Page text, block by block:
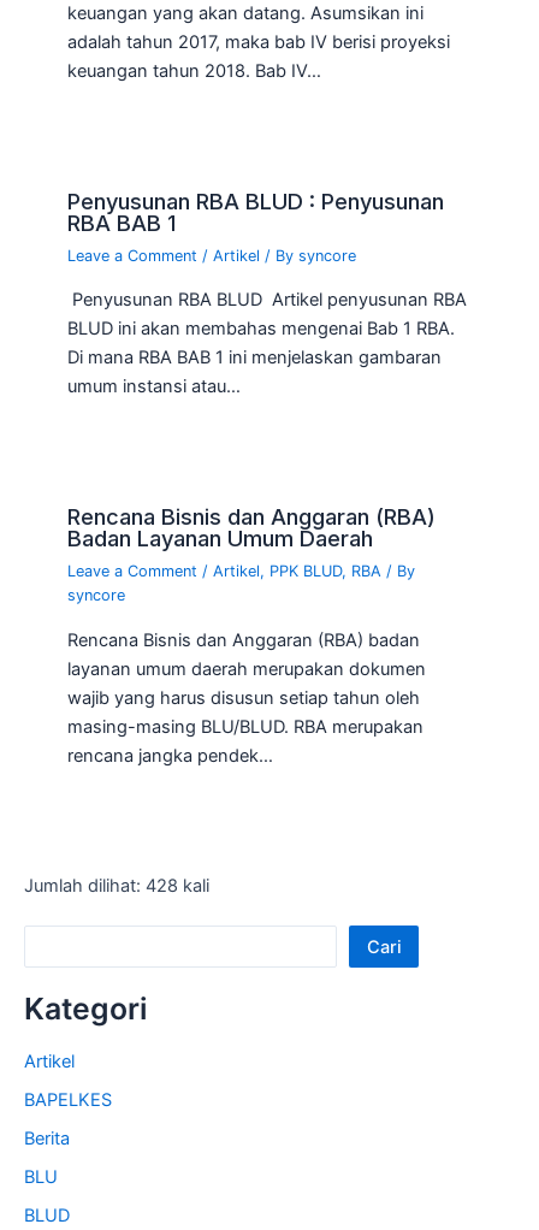
keuangan yang akan datang. Asumsikan ini
adalah tahun 2017, maka bab IV berisi proyeksi
keuangan tahun 2018. Bab IV…
Penyusunan RBA BLUD : Penyusunan
RBA BAB 1
Leave a Comment /Artikel / Bysyncore
Penyusunan RBA BLUD Artikel penyusunan RBA
BLUD ini akan membahas mengenai Bab 1 RBA.
Di mana RBA BAB 1 ini menjelaskan gambaran
umum instansi atau…
Rencana Bisnis dan Anggaran (RBA)
Badan Layanan Umum Daerah
Leave a Comment /Artikel, PPK BLUD, RBA / By
syncore
Rencana Bisnis dan Anggaran (RBA) badan
layanan umum daerah merupakan dokumen
wajib yang harus disusun setiap tahun oleh
masing-masing BLU/BLUD. RBA merupakan
rencana jangka pendek…
Jumlah dilihat: 428 kali
Cari
Kategori
Artikel
BAPELKES
Berita
BLU
BLUD